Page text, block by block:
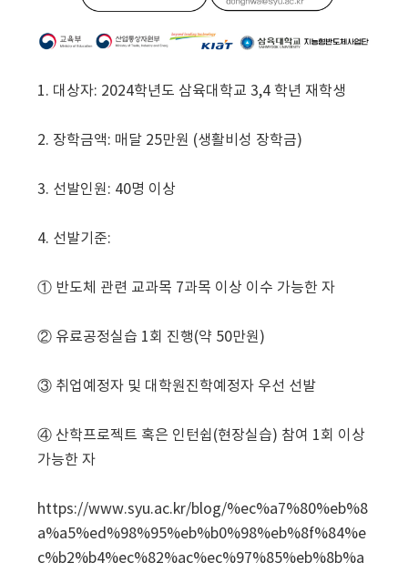
1. 대상자: 2024학년도 삼육대학교 3,4 학년 재학생
2. 장학금액: 매달 25만원 (생활비성 장학금)
3. 선발인원: 40명 이상
4. 선발기준:
① 반도체 관련 교과목 7과목 이상 이수 가능한 자
② 유료공정실습 1회 진행(약 50만원)
③ 취업예정자 및 대학원진학예정자 우선 선발
④ 산학프로젝트 혹은 인턴쉽(현장실습) 참여 1회 이상
가능한 자
https://www.syu.ac.kr/blog/%ec%a7%80%eb%8
a%a5%ed%98%95%eb%b0%98%eb%8f%84%e
c%b2%b4%ec%82%ac%ec%97%85%eb%8b%a